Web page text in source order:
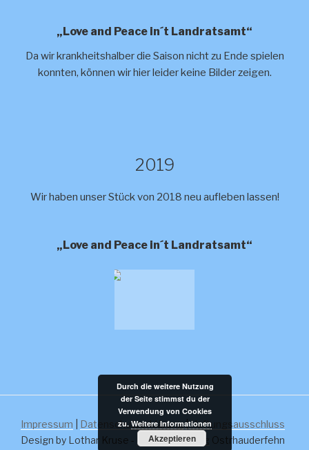
„Love and Peace in´t Landratsamt“
Da wir krankheitshalber die Saison nicht zu Ende spielen
konnten, können wir hier leider keine Bilder zeigen.
2019
Wir haben unser Stück von 2018 neu aufleben lassen!
„Love and Peace in´t Landratsamt“
Impressum Datenschutzerklärung|Haftungsausschluss
Design by Lothar Kruse -
Kruse Lightning Ostrhauderfehn
Durch die weitere Nutzung
der Seite stimmst du der
Verwendung von Cookies
zu. Weitere Informationen
Akzeptieren